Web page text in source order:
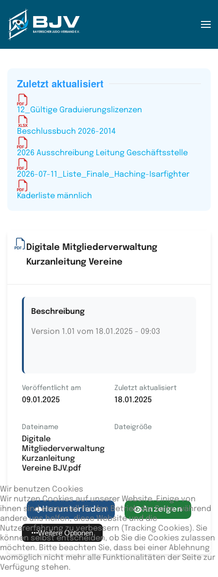
Zum Hauptinhalt springen
Zuletzt aktualisiert
12_Gültige Graduierungslizenzen
Beschlussbuch 2026-2014
2026 Ausschreibung Leitung Geschäftsstelle
2026-07-11_Liste_Finale_Haching-Isarfighter
Kaderliste männlich
Digitale Mitgliederverwaltung
Kurzanleitung Vereine
Beschreibung
Version 1.01 vom 18.01.2025 - 09:03
Veröffentlicht am
09.01.2025
Zuletzt aktualisiert
18.01.2025
Dateiname
Digitale
Mitgliederverwaltung
Kurzanleitung
Vereine BJV.pdf
Dateigröße
Herunterladen Anzeigen
Weitere Optionen
Wir benutzen Cookies
Wir nutzen Cookies auf unserer Website. Einige von
ihnen sind essenziell für den Betrieb der Seite, während
andere uns helfen, diese Website und die
Nutzererfahrung zu verbessern (Tracking Cookies). Sie
können selbst entscheiden, ob Sie die Cookies zulassen
möchten. Bitte beachten Sie, dass bei einer Ablehnung
womöglich nicht mehr alle Funktionalitäten der Seite zur
Verfügung stehen.